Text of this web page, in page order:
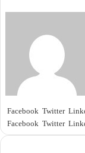
Facebook Twitter
Facebook Twitter